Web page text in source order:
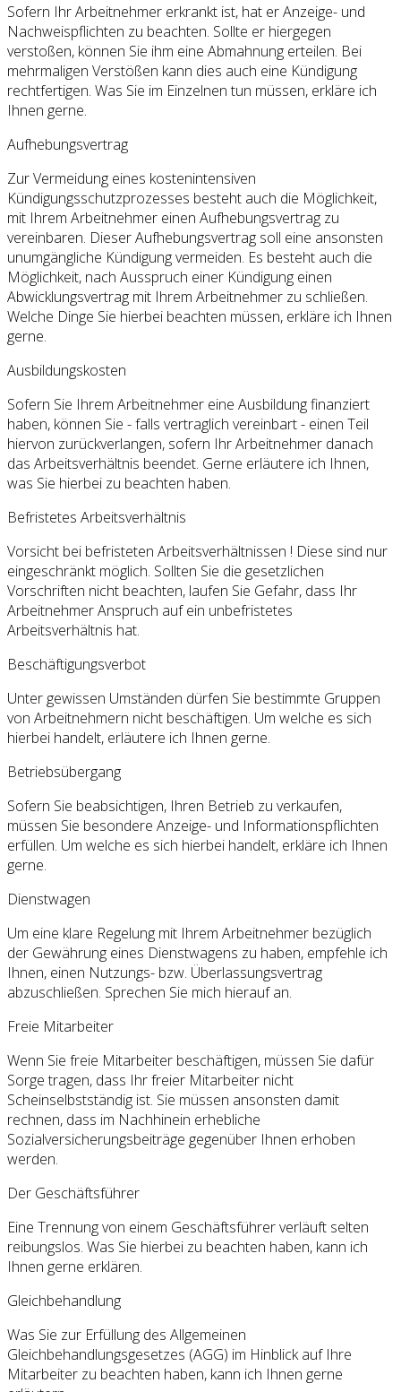
Sofern Ihr Arbeitnehmer erkrankt ist, hat er Anzeige- und
Nachweispflichten zu beachten. Sollte er hiergegen
verstoßen, können Sie ihm eine Abmahnung erteilen. Bei
mehrmaligen Verstößen kann dies auch eine Kündigung
rechtfertigen. Was Sie im Einzelnen tun müssen, erkläre ich
Ihnen gerne.
Aufhebungsvertrag
Zur Vermeidung eines kostenintensiven
Kündigungsschutzprozesses besteht auch die Möglichkeit,
mit Ihrem Arbeitnehmer einen Aufhebungsvertrag zu
vereinbaren. Dieser Aufhebungsvertrag soll eine ansonsten
unumgängliche Kündigung vermeiden. Es besteht auch die
Möglichkeit, nach Ausspruch einer Kündigung einen
Abwicklungsvertrag mit Ihrem Arbeitnehmer zu schließen.
Welche Dinge Sie hierbei beachten müssen, erkläre ich Ihnen
gerne.
Ausbildungskosten
Sofern Sie Ihrem Arbeitnehmer eine Ausbildung finanziert
haben, können Sie - falls vertraglich vereinbart - einen Teil
hiervon zurückverlangen, sofern Ihr Arbeitnehmer danach
das Arbeitsverhältnis beendet. Gerne erläutere ich Ihnen,
was Sie hierbei zu beachten haben.
Befristetes Arbeitsverhältnis
Vorsicht bei befristeten Arbeitsverhältnissen ! Diese sind nur
eingeschränkt möglich. Sollten Sie die gesetzlichen
Vorschriften nicht beachten, laufen Sie Gefahr, dass Ihr
Arbeitnehmer Anspruch auf ein unbefristetes
Arbeitsverhältnis hat.
Beschäftigungsverbot
Unter gewissen Umständen dürfen Sie bestimmte Gruppen
von Arbeitnehmern nicht beschäftigen. Um welche es sich
hierbei handelt, erläutere ich Ihnen gerne.
Betriebsübergang
Sofern Sie beabsichtigen, Ihren Betrieb zu verkaufen,
müssen Sie besondere Anzeige- und Informationspflichten
erfüllen. Um welche es sich hierbei handelt, erkläre ich Ihnen
gerne.
Dienstwagen
Um eine klare Regelung mit Ihrem Arbeitnehmer bezüglich
der Gewährung eines Dienstwagens zu haben, empfehle ich
Ihnen, einen Nutzungs- bzw. Überlassungsvertrag
abzuschließen. Sprechen Sie mich hierauf an.
Freie Mitarbeiter
Wenn Sie freie Mitarbeiter beschäftigen, müssen Sie dafür
Sorge tragen, dass Ihr freier Mitarbeiter nicht
Scheinselbstständig ist. Sie müssen ansonsten damit
rechnen, dass im Nachhinein erhebliche
Sozialversicherungsbeiträge gegenüber Ihnen erhoben
werden.
Der Geschäftsführer
Eine Trennung von einem Geschäftsführer verläuft selten
reibungslos. Was Sie hierbei zu beachten haben, kann ich
Ihnen gerne erklären.
Gleichbehandlung
Was Sie zur Erfüllung des Allgemeinen
Gleichbehandlungsgesetzes (AGG) im Hinblick auf Ihre
Mitarbeiter zu beachten haben, kann ich Ihnen gerne